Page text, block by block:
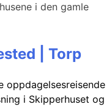
i den gamle
| Torp
oppdagelsesreisende
i Skipperhuset og